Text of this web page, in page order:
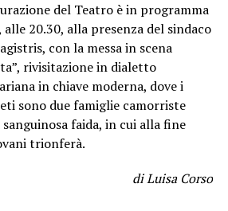
del Teatro è in programma
20.30, alla presenza del sindaco
con la messa in scena
rivisitazione in dialetto
in chiave moderna, dove i
sono due famiglie camorriste
faida, in cui alla fine
trionferà.
di Luisa Corso